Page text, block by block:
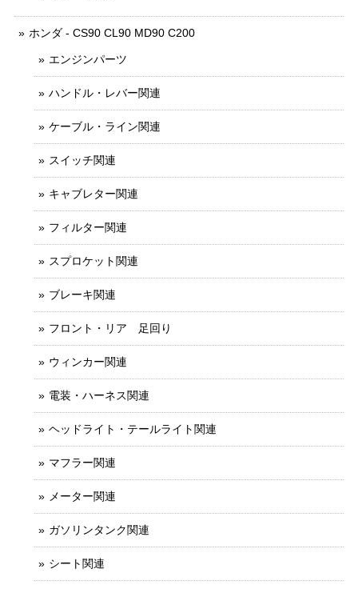
ホンダ - CS90 CL90 MD90 C200
エンジンパーツ
ハンドル・レバー関連
ケーブル・ライン関連
スイッチ関連
キャブレター関連
フィルター関連
スプロケット関連
ブレーキ関連
フロント・リア 足回り
ウィンカー関連
電装・ハーネス関連
ヘッドライト・テールライト関連
マフラー関連
メーター関連
ガソリンタンク関連
シート関連